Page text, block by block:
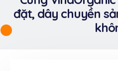
đặt, dây chuyền